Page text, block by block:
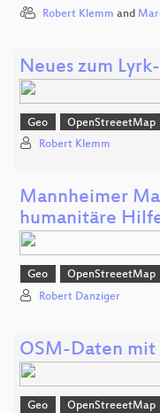
Robert Klemm and
Neues zum
Geo OpenStreeetMap
Robert Klemm
Mannheimer
humanitäre
Geo OpenStreeetMap
Robert Danziger
OSM-Daten
Geo OpenStreeetMap